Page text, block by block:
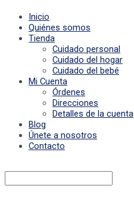
Inicio
Quiénes somos
Tienda
Cuidado personal
Cuidado del hogar
Cuidado del bebé
Mi Cuenta
Órdenes
Direcciones
Detalles de la cuenta
Blog
Únete a nosotros
Contacto